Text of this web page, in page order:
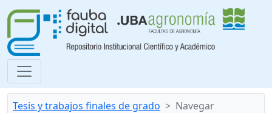
Tesis y trabajos finales de grado Navegar